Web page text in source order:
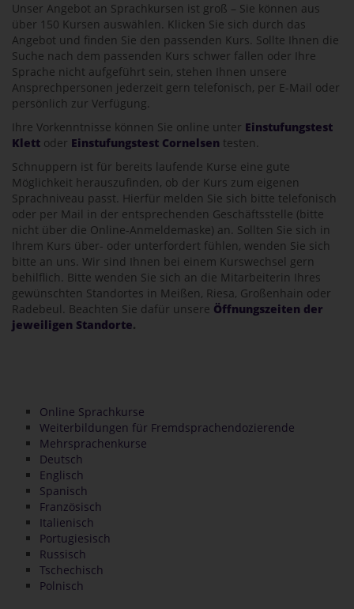
Unser Angebot an Sprachkursen ist groß – Sie können aus
über 150 Kursen auswählen. Klicken Sie sich durch das
Angebot und finden Sie den passenden Kurs. Sollte Ihnen die
Suche nach dem passenden Kurs schwer fallen oder Ihre
Sprache nicht aufgeführt sein, stehen Ihnen unsere
Ansprechpersonen jederzeit gern telefonisch, per E-Mail oder
persönlich zur Verfügung.
Ihre Vorkenntnisse können Sie online unter Einstufungstest
Klett oder Einstufungstest Cornelsen testen.
Schnuppern ist für bereits laufende Kurse eine gute
Möglichkeit herauszufinden, ob der Kurs zum eigenen
Sprachniveau passt. Hierfür melden Sie sich bitte telefonisch
oder per Mail in der entsprechenden Geschäftsstelle (bitte
nicht über die Online-Anmeldemaske) an. Sollten Sie sich in
Ihrem Kurs über- oder unterfordert fühlen, wenden Sie sich
bitte an uns. Wir sind Ihnen bei einem Kurswechsel gern
behilflich. Bitte wenden Sie sich an die Mitarbeiterin Ihres
gewünschten Standortes in Meißen, Riesa, Großenhain oder
Radebeul. Beachten Sie dafür unsere Öffnungszeiten der
jeweiligen Standorte.
Online Sprachkurse
Weiterbildungen für Fremdsprachendozierende
Mehrsprachenkurse
Deutsch
Englisch
Spanisch
Französisch
Italienisch
Portugiesisch
Russisch
Tschechisch
Polnisch